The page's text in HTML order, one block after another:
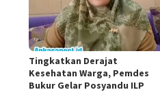
Tingkatkan Derajat
Kesehatan Warga, Pemdes
Bukur Gelar Posyandu ILP